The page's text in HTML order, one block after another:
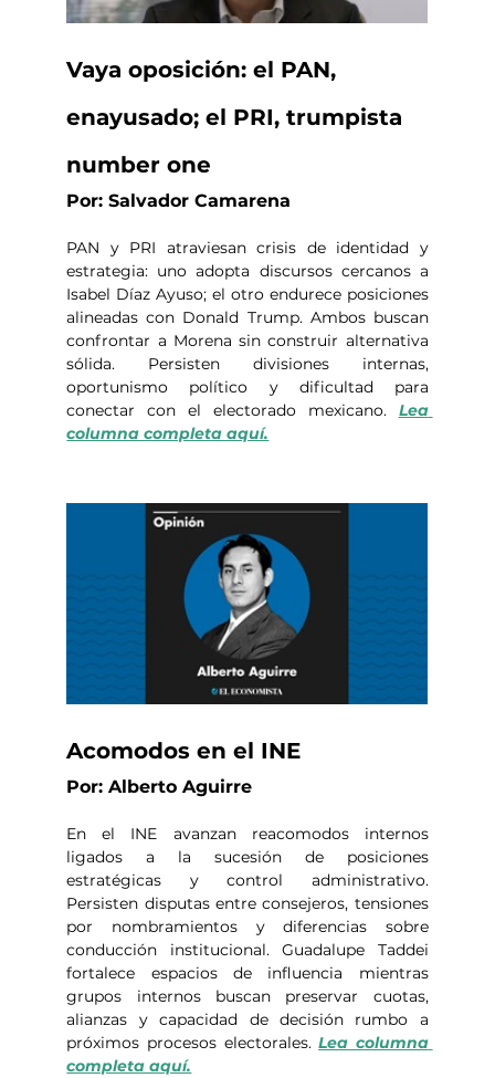
Vaya oposición: el PAN,
enayusado; el PRI, trumpista
number one
Por: Salvador Camarena
PAN y PRI atraviesan crisis de identidad y
estrategia: uno adopta discursos cercanos a
Isabel Díaz Ayuso; el otro endurece posiciones
alineadas con Donald Trump. Ambos buscan
confrontar a Morena sin construir alternativa
sólida. Persisten divisiones internas,
oportunismo político y dificultad para
conectar con el electorado mexicano. Lea
columna completa aquí.
Acomodos en el INE
Por: Alberto Aguirre
En el INE avanzan reacomodos internos
ligados a la sucesión de posiciones
estratégicas y control administrativo.
Persisten disputas entre consejeros, tensiones
por nombramientos y diferencias sobre
conducción institucional. Guadalupe Taddei
fortalece espacios de influencia mientras
grupos internos buscan preservar cuotas,
alianzas y capacidad de decisión rumbo a
próximos procesos electorales. Lea columna
completa aquí.